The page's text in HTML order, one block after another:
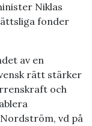
Niklas
fonder
av en
rätt stärker
och
vd på